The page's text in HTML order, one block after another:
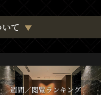
て